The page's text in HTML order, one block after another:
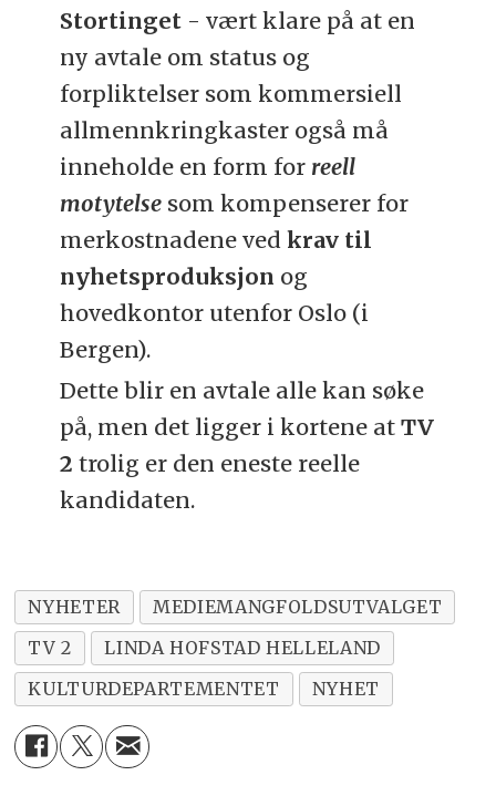
Stortinget- vært klare på at en
ny avtale om status og
forpliktelser som kommersiell
allmennkringkaster også må
inneholde en form for reell
motytelsesom kompenserer for
merkostnadene ved krav til
nyhetsproduksjon og
hovedkontor utenfor Oslo (i
Bergen).
Dette blir en avtale alle kan søke
på, men det ligger i kortene at TV
2 trolig er den eneste reelle
kandidaten.
NYHETER
MEDIEMANGFOLDSUTVALGET
TV 2
LINDA HOFSTAD HELLELAND
KULTURDEPARTEMENTET
NYHET